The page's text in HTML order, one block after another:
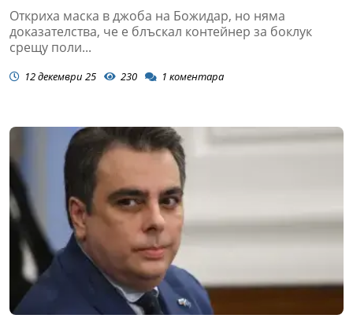
Откриха маска в джоба на Божидар, но няма
доказателства, че е блъскал контейнер за боклук
срещу поли...
12 декември 25 230 1 коментара